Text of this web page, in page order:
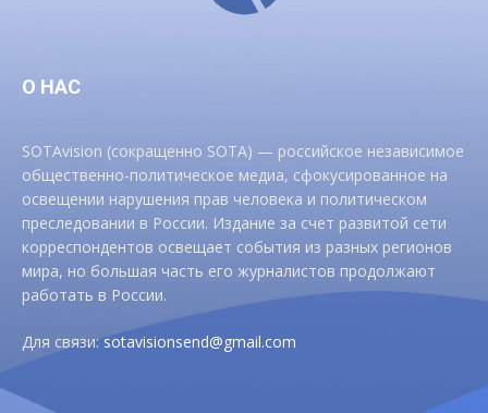
О НАС
SOTAvision (сокращенно SOTA) — российское независимое
общественно-политическое медиа, сфокусированное на
освещении нарушения прав человека и политическом
преследовании в России. Издание за счет развитой сети
корреспондентов освещает события из разных регионов
мира, но большая часть его журналистов продолжают
работать в России.
Для связи:sotavisionsend@gmail.com